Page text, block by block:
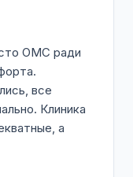
ОМС ради
все
Клиника
а